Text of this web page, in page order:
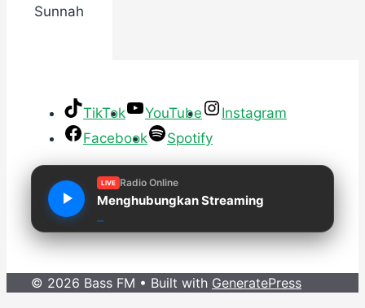
Sunnah
TikTok YouTube
Instagram
Facebook
Spotify
LIVE Radio Online
Menghubungkan Streaming
© 2026 Bass FM • Built with GeneratePress